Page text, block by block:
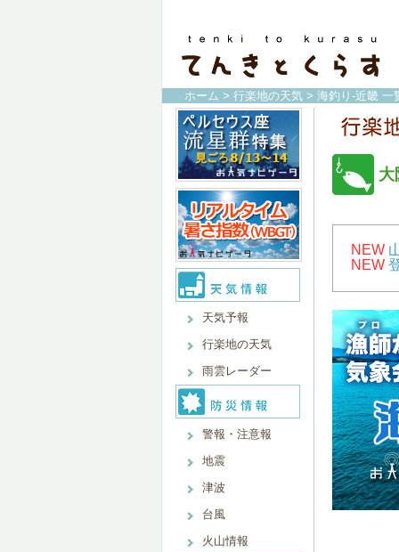
ホーム > 行楽地の天気 > 海釣り-近畿 一
天気予報
行楽地の天気
雨雲レーダー
警報・注意報
地震
津波
台風
火山情報
大
NEW
NEW